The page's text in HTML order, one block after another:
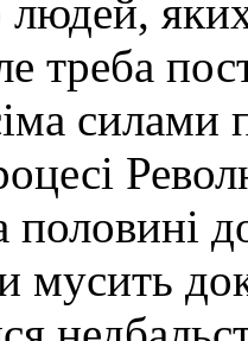
людей,
треба
силами
половині
мусить